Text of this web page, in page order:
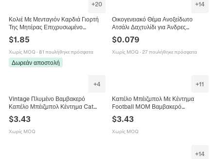
+20
Κολιέ Με Μενταγιόν Καρδιά Γιορτή
Της Μητέρας Επιχρυσωμένο
Σμάλτο Δώρο Για Γυναίκες Μαμά
$1.85
Χωρίς MOQ · 81 πουλήθηκε πρόσφατα
Δωρεάν αποστολή
+14
Οικογενειακό Θέμα Ανοξείδωτο
Ατσάλι Δαχτυλίδι για Άνδρες
Daughter Love You Υπόσχεση
Δαχτυλίδι Ασημί Κοσμήματα Δώρο
$0.079
Χωρίς MOQ · 27 πουλήθηκε πρόσφατα
+4
Vintage Πλυμένο Βαμβακερό
Καπέλο Μπέιζμπολ Κέντημα Cat
Mom Ρυθμιζόμενο Casual Καπέλο
Ήλιου Για Λάτρεις Των Γατών
$3.43
Χωρίς MOQ
+11
Καπέλο Μπέιζμπολ Με Κέντημα
Football MOM Βαμβακερό
Πλενόμενο Ρυθμιζόμενο Dad Hat Για
Γυναίκες Δώρο Μητέρας
$3.43
Χωρίς MOQ
+14